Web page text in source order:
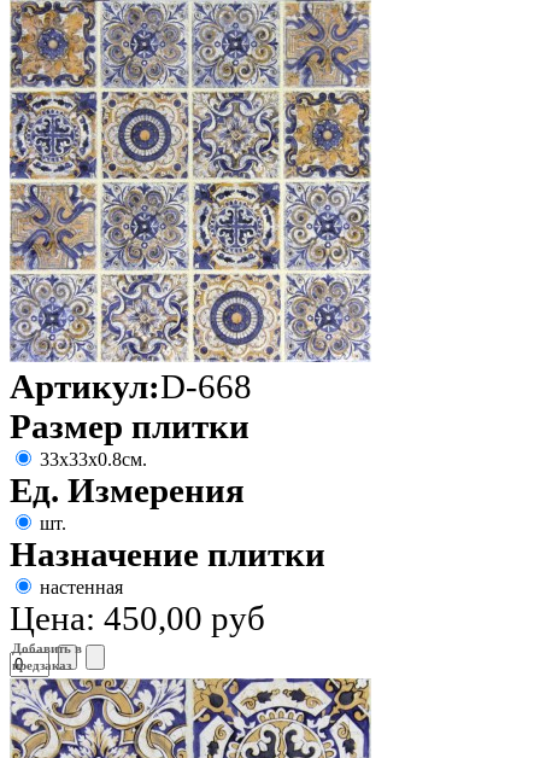
Артикул:D-668
Размер плитки
33х33х0.8см.
Ед. Измерения
шт.
Назначение плитки
настенная
Цена: 450,00 руб
Добавить в
предзаказ